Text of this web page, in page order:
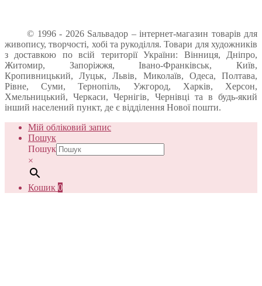
© 1996 - 2026 Sальвадор – інтернет-магазин товарів для
живопису, творчості, хобі та рукоділля. Товари для художників
з доставкою по всій території України: Вінниця, Дніпро,
Житомир, Запоріжжя, Івано-Франківськ, Київ,
Кропивницький, Луцьк, Львів, Миколаїв, Одеса, Полтава,
Рівне, Суми, Тернопіль, Ужгород, Харків, Херсон,
Хмельницький, Черкаси, Чернігів, Чернівці та в будь-який
інший населений пункт, де є відділення Нової пошти.
Мій обліковий запис
Пошук
Пошук
×
Кошик 0